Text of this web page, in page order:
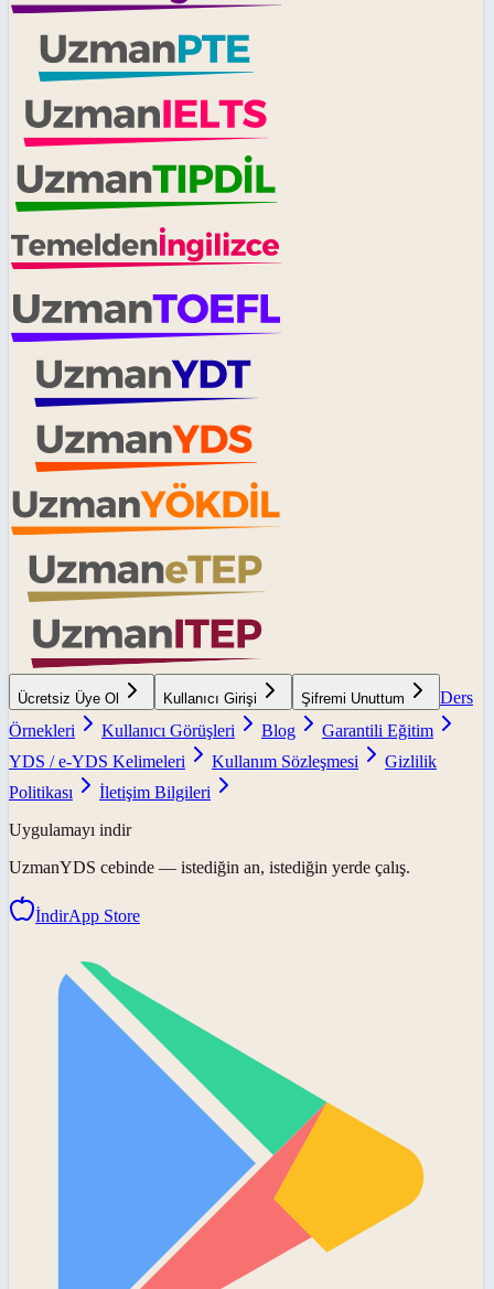
Ücretsiz Üye Ol Kullanıcı Girişi Şifremi Unuttum
Ders
Örnekleri
Kullanıcı Görüşleri Blog
Garantili Eğitim
YDS / e-YDS Kelimeleri
Kullanım Sözleşmesi
Gizlilik
Politikası
İletişim Bilgileri
Uygulamayı indir
UzmanYDS cebinde — istediğin an, istediğin yerde çalış.
İndirApp Store